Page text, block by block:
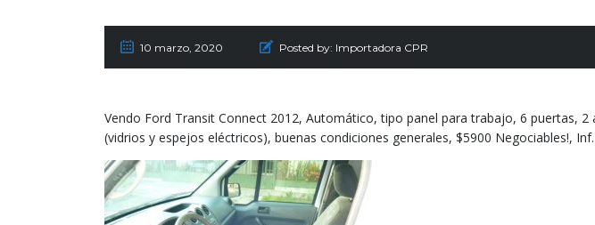
10 marzo, 2020 Posted by: Importadora CPR
Vendo Ford Transit Connect 2012, Automático, tipo panel para trabajo, 6 puertas, 2
(vidrios y espejos eléctricos), buenas condiciones generales, $5900 Negociables!,